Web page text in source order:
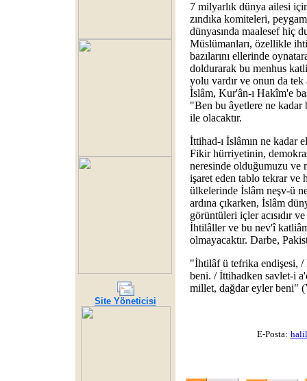
Site Yöneticisi
7 milyarlık dünya ailesi
zındıka komiteleri,
dünyasında maalesef hiç
Müslümanları, özellikle
bazılarını ellerinde
doldurarak bu menhus
yolu vardır ve onun da tek
İslâm, Kur'ân-ı Hakîm'e
"Ben bu âyetlere ne kadar
ile olacaktır.
İttihad-ı İslâmın ne kadar
Fikir hürriyetinin,
neresinde olduğumuzu ve
işaret eden tablo tekrar ve
ülkelerinde İslâm neşv-ü
ardına çıkarken, İslâm
görüntüleri içler acısıdır
İhtilâller ve bu nev'î
olmayacaktır. Darbe,
"İhtilâf ü tefrika endişesi, /
beni. / İttihadken savlet-i
millet, dağdar eyler beni"
E-Posta: